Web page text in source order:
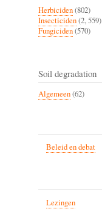
Herbiciden(802)
Insecticiden(2, 559)
Fungiciden(570)
Soil degradation
Algemeen(62)
Beleid en debat
Lezingen